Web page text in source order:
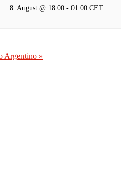
8. August @ 18:00- 01:00 CET
Argentino »